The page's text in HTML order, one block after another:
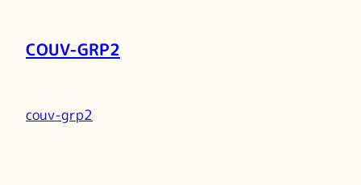
COUV-GRP2
couv-grp2